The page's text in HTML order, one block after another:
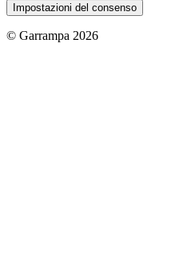
Impostazioni del consenso
© Garrampa 2026